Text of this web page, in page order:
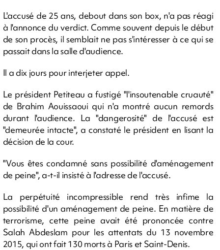
L'accusé de 25 ans, debout dans son box, n'a pas réagi
à l'annonce du verdict. Comme souvent depuis le début
de son procès, il semblait ne pas s'intéresser à ce qui se
passait dans la salle d'audience.
Il a dix jours pour interjeter appel.
Le président Petiteau a fustigé "l'insoutenable cruauté"
de Brahim Aouissaoui qui n'a montré aucun remords
durant l'audience. La "dangerosité" de l'accusé est
"demeurée intacte", a constaté le président en lisant la
décision de la cour.
"Vous êtes condamné sans possibilité d'aménagement
de peine", a-t-il insisté à l'adresse de l'accusé.
La perpétuité incompressible rend très infime la
possibilité d'un aménagement de peine. En matière de
terrorisme, cette peine avait été prononcée contre
Salah Abdeslam pour les attentats du 13 novembre
2015, qui ont fait 130 morts à Paris et Saint-Denis.